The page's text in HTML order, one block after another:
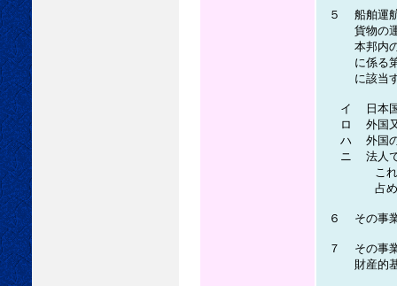
５ 船舶運航
貨物の運送
本邦内の各
に係る第一
に該当す
イ 日本国
ロ 外国又は
ハ 外国の法
ニ 法人であ
これらの者
占める
６ その事業
７ その事業
財産的基